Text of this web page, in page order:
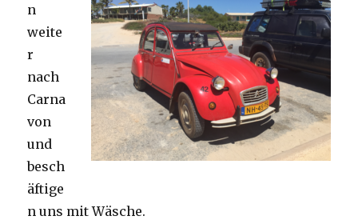
n
weite
r
nach
Carna
von
und
besch
äftige
n uns mit Wäsche.